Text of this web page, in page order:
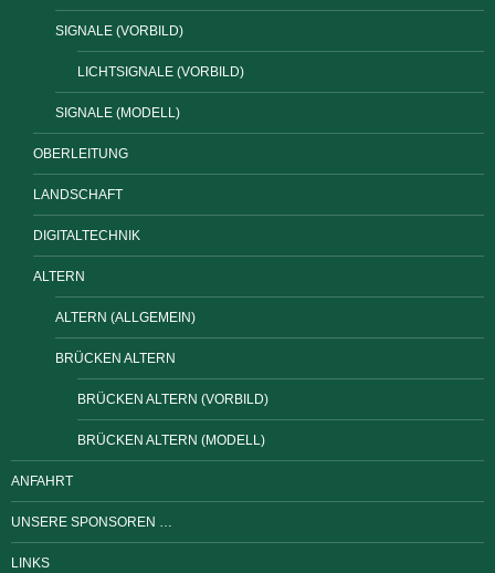
SIGNALE (VORBILD)
LICHTSIGNALE (VORBILD)
SIGNALE (MODELL)
OBERLEITUNG
LANDSCHAFT
DIGITALTECHNIK
ALTERN
ALTERN (ALLGEMEIN)
BRÜCKEN ALTERN
BRÜCKEN ALTERN (VORBILD)
BRÜCKEN ALTERN (MODELL)
ANFAHRT
UNSERE SPONSOREN …
LINKS